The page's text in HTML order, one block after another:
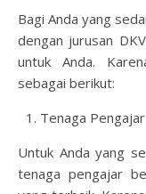
Bagi Anda yang
dengan jurusan
untuk Anda.
sebagai berikut:
Tenaga
Untuk Anda yang
tenaga pengajar